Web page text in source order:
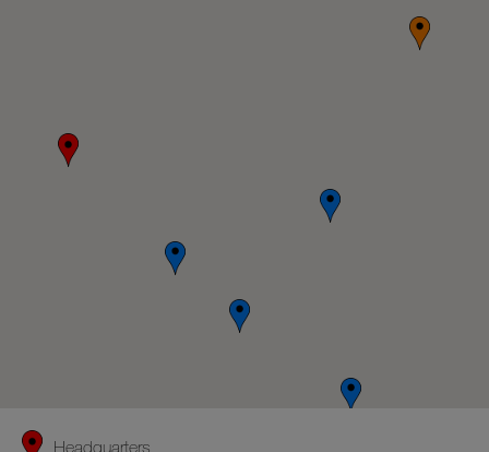
Headquarters